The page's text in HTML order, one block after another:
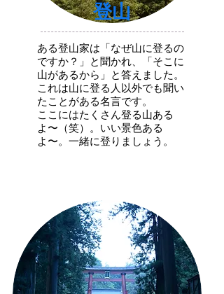
​登山
ある登山家は「なぜ山に登るの
ですか？」と聞かれ、「そこに
山があるから」と答えました。
これは山に登る人以外でも聞い
たことがある名言です。
ここにはたくさん登る山ある
よ〜（笑）。いい景色ある
よ〜。一緒に登りましょう。